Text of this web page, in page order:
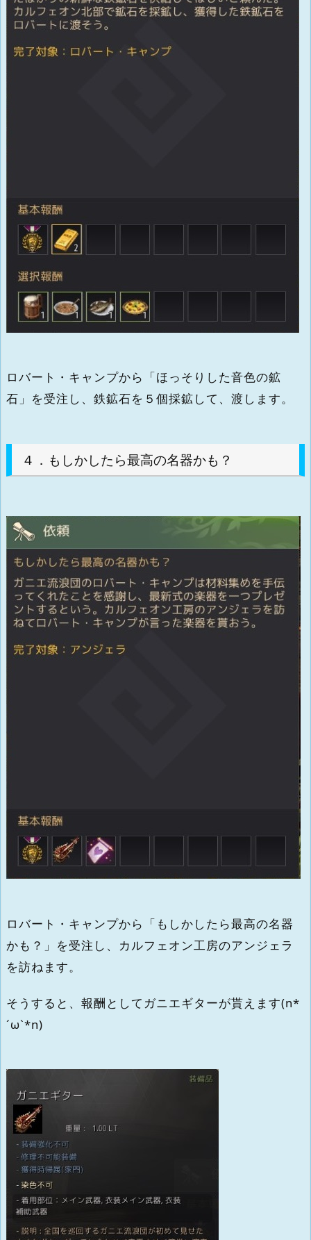
ロバート・キャンプから「ほっそりした音色の鉱
石」を受注し、鉄鉱石を５個採鉱して、渡します。
４．もしかしたら最高の名器かも？
ロバート・キャンプから「もしかしたら最高の名器
かも？」を受注し、カルフェオン工房のアンジェラ
を訪ねます。
そうすると、報酬としてガニエギターが貰えます(n*
´ω`*n)